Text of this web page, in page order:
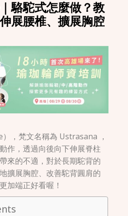
駱駝式怎麼做？教
展腰椎、擴展胸腔
，梵文名稱為 Ustrasana ，
作，透過向後向下伸展脊柱
來的不適，對於長期駝背的
擴展胸腔、改善駝背圓肩的
加端正好看喔！